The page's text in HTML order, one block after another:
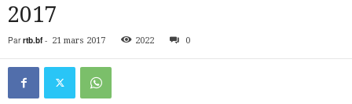
2017
Par rtb.bf- 21 mars 2017 2022 0